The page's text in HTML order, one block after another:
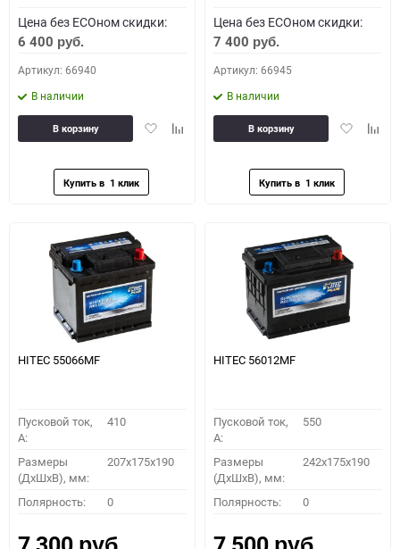
Цена без ECOном скидки:
6 400 руб.
Артикул: 66940
В наличии
ДобавитьДобавить
В корзину
Цена без ECOном скидки:
7 400 руб.
Артикул: 66945
В наличии
Добавить
В корзину
HITEC 55066MF
Пусковой ток,
A:
410
Размеры
(ДхШхВ), мм:
207x175x190
Полярность: 0
руб.
HITEC 56012MF
Пусковой ток,
A:
550
Размеры
(ДхШхВ), мм:
242x175x190
Полярность: 0
руб.